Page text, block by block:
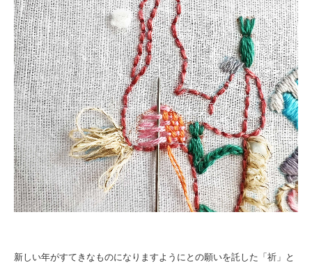
新しい年がすてきなものになりますようにとの願いを託した「祈」と